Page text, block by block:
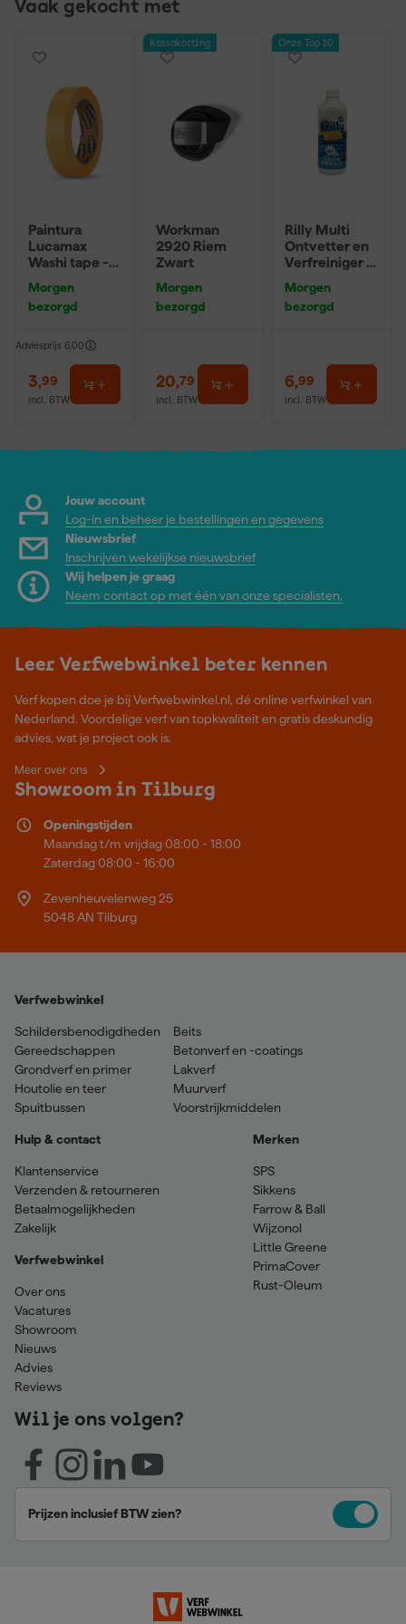
Vaak gekocht met
Paintura
Lucamax
Washi tape -
Morgen
bezorgd
Adviesprijs 6,00
3,99
incl. BTW
Kassakorting
Workman
2920 Riem
Zwart
Morgen
bezorgd
20,79
incl. BTW
Onze Top 10
Rilly Multi
Ontvetter en
Verfreiniger –
Morgen
bezorgd
6,99
incl. BTW
Jouw account
Log-in en beheer je bestellingen en gegevens
Nieuwsbrief
Inschrijven wekelijkse nieuwsbrief
Wij helpen je graag
Neem contact op met één van onze specialisten.
Leer Verfwebwinkel beter kennen
Verf kopen doe je bij Verfwebwinkel.nl, dé online verfwinkel van
Nederland. Voordelige verf van topkwaliteit en gratis deskundig
advies, wat je project ook is.
Meer over ons
Showroom in Tilburg
Openingstijden
Maandag t/m vrijdag 08:00 - 18:00
Zaterdag 08:00 - 16:00
Zevenheuvelenweg 25
5048 AN Tilburg
Verfwebwinkel
Schildersbenodigdheden
Gereedschappen
Grondverf en primer
Houtolie en teer
Spuitbussen
Beits
Betonverf en -coatings
Lakverf
Muurverf
Voorstrijkmiddelen
Hulp & contact
Klantenservice
Verzenden & retourneren
Betaalmogelijkheden
Zakelijk
Verfwebwinkel
Over ons
Vacatures
Showroom
Nieuws
Advies
Reviews
Merken
SPS
Sikkens
Farrow & Ball
Wijzonol
Little Greene
PrimaCover
Rust-Oleum
Wil je ons volgen?
Prijzen inclusief BTW zien?